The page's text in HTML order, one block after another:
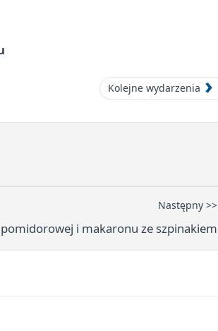
Kolejne wydarzenia
Następny >>
i makaronu ze szpinakiem